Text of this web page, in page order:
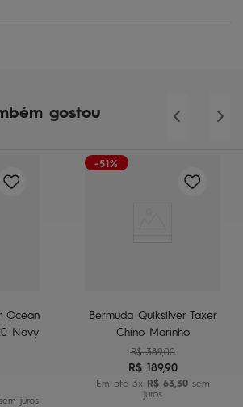
gostou
Ocean
Navy
juros
-51%
Bermuda Quiksilver Taxer
Chino Marinho
R$ 389,00
R$ 189,90
Em até 3x R$ 63 30sem
juros